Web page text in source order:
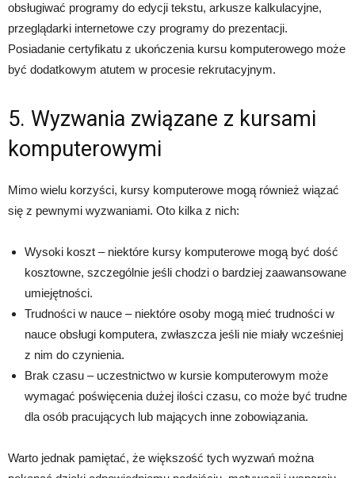
obsługiwać programy do edycji tekstu, arkusze kalkulacyjne,
przeglądarki internetowe czy programy do prezentacji.
Posiadanie certyfikatu z ukończenia kursu komputerowego może
być dodatkowym atutem w procesie rekrutacyjnym.
5. Wyzwania związane z kursami
komputerowymi
Mimo wielu korzyści, kursy komputerowe mogą również wiązać
się z pewnymi wyzwaniami. Oto kilka z nich:
Wysoki koszt – niektóre kursy komputerowe mogą być dość
kosztowne, szczególnie jeśli chodzi o bardziej zaawansowane
umiejętności.
Trudności w nauce – niektóre osoby mogą mieć trudności w
nauce obsługi komputera, zwłaszcza jeśli nie miały wcześniej
z nim do czynienia.
Brak czasu – uczestnictwo w kursie komputerowym może
wymagać poświęcenia dużej ilości czasu, co może być trudne
dla osób pracujących lub mających inne zobowiązania.
Warto jednak pamiętać, że większość tych wyzwań można